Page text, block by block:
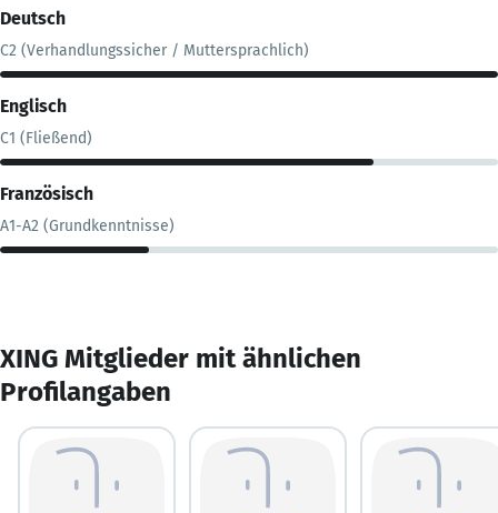
Deutsch
C2 (Verhandlungssicher / Muttersprachlich)
Englisch
C1 (Fließend)
Französisch
A1-A2 (Grundkenntnisse)
XING Mitglieder mit ähnlichen
Profilangaben